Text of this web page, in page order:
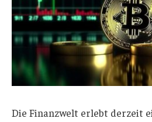
Die Finanzwelt erlebt derzeit